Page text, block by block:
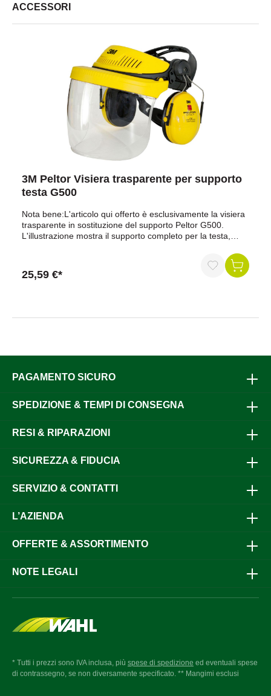
ACCESSORI
3M Peltor Visiera trasparente per supporto
testa G500
Nota bene:L'articolo qui offerto è esclusivamente la visiera
trasparente in sostituzione del supporto Peltor G500.
L'illustrazione mostra il supporto completo per la testa,
25,59 €*
PAGAMENTO SICURO
SPEDIZIONE & TEMPI DI CONSEGNA
RESI & RIPARAZIONI
SICUREZZA & FIDUCIA
SERVIZIO & CONTATTI
L’AZIENDA
OFFERTE & ASSORTIMENTO
NOTE LEGALI
* Tutti i prezzi sono IVA inclusa, più spese di spedizione ed eventuali spese
di contrassegno, se non diversamente specificato. ** Mangimi esclusi